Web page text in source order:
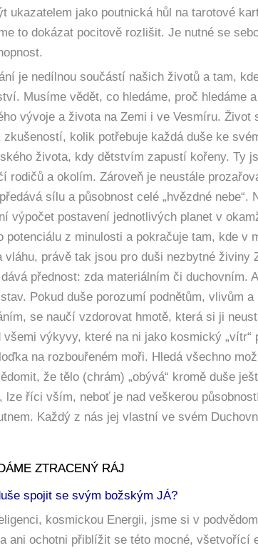
ukazatelem jako poutnická hůl na tarotové
to dokázat pocitově rozlišit. Je nutné se
je nedílnou součástí našich životů a tam,
Musíme vědět, co hledáme, proč hledáme
vývoje a života na Zemi i ve Vesmíru.
kolik potřebuje každá duše ke
života, kdy dětstvím zapustí kořeny. Ty
rodičů a okolím. Zároveň je neustále
sílu a působnost celé „hvězdné
výpočet postavení jednotlivých planet v
potenciálu z minulosti a pokračuje tam, kde v
vláhu, právě tak jsou pro duši nezbytné
přednost: zda materiálním či duchovním.
Pokud duše porozumí podnětům, vlivům
se naučí vzdorovat hmotě, která si ji
všemi výkyvy, které na ni jako kosmický
na rozbouřeném moři. Hledá všechno
že tělo (chrám) „obývá“ kromě duše
lze říci vším, neboť je nad veškerou
Každý z nás jej vlastní ve svém
ZTRACENÝ RÁJ
spojit se svým božským JÁ?
kosmickou Energii, jsme si v
ani ochotni přiblížit se této mocné, všetvořící